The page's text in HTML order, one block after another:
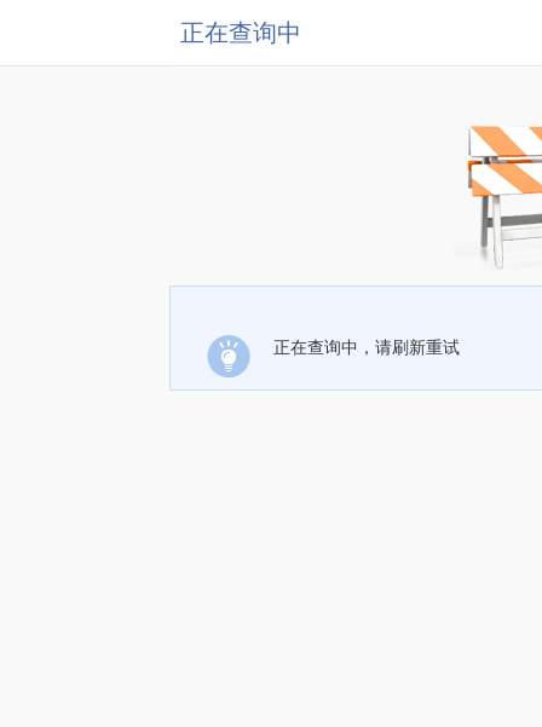
正在查询中
正在查询中，请刷新重试